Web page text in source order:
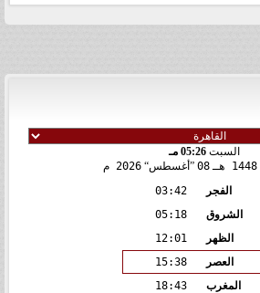
السبت 05:26 مـ
1448 هـ 08 أغسطس 2026 م
الفجر
03:42
الشروق
05:18
الظهر
12:01
العصر
15:38
المغرب
18:43